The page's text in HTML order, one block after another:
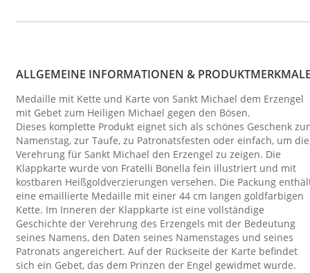
ALLGEMEINE INFORMATIONEN &
Medaille mit Kette und Karte von Sankt Michael dem Erzengel
mit Gebet zum Heiligen Michael gegen den Bösen.
Dieses komplette Produkt eignet sich als schönes Geschenk
Namenstag, zur Taufe, zu Patronatsfesten oder einfach, um die
Verehrung für Sankt Michael den Erzengel zu zeigen. Die
Klappkarte wurde von Fratelli Bonella fein illustriert und mit
kostbaren Heißgoldverzierungen versehen. Die Packung
eine emaillierte Medaille mit einer 44 cm langen goldfarbigen
Kette. Im Inneren der Klappkarte ist eine vollständige
Geschichte der Verehrung des Erzengels mit der Bedeutung
seines Namens, den Daten seines Namenstages und seines
Patronats angereichert. Auf der Rückseite der Karte befindet
sich ein Gebet, das dem Prinzen der Engel gewidmet wurde.